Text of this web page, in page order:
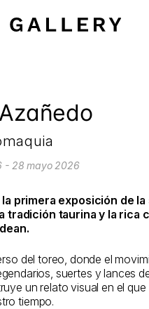
- 28 mayo 2026
la primera exposición de
tradición taurina y la rica
del toreo, donde el
suertes y lances
un relato visual en el
tiempo.